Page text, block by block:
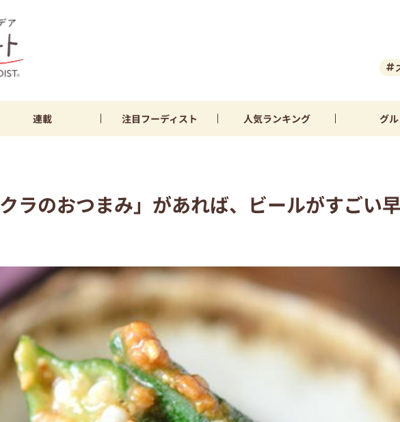
連載 注目フーディスト 人気ランキング グ
ラのおつまみ」があれば、ビールがすごい